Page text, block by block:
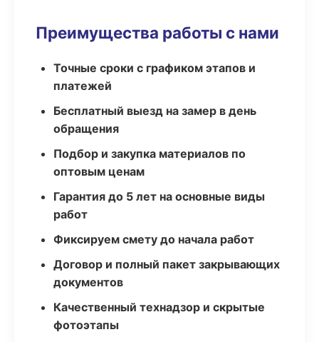
Преимущества работы с нами
Точные сроки с графиком этапов и
платежей
Бесплатный выезд на замер в день
обращения
Подбор и закупка материалов по
оптовым ценам
Гарантия до 5 лет на основные виды
работ
Фиксируем смету до начала работ
Договор и полный пакет закрывающих
документов
Качественный технадзор и скрытые
фотоэтапы